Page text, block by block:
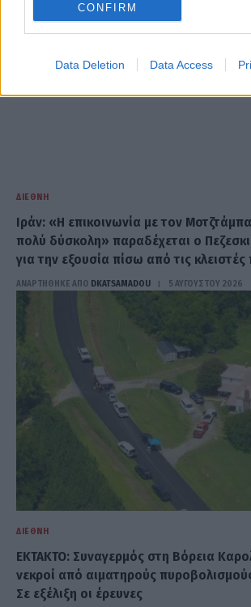
CONFIRM
Data Deletion Data Access
ΔΙΕΘΝΉ
Ιράν: «Η επικοινωνία με τον Μοτζτάμπα
πολύ δύσκολη» παραδέχεται ο
για την εξουσία πίσω από τις κλειστές
ΑΝΑΡΤΗΘΗΚΕ ΑΠΟ DKATSAMADOU 5 ΑΥΓΟΎΣΤΟΥ 2026
ΔΙΕΘΝΉ
EKTAKTO: Συναγερμός στη Βόρεια
νεκροί από αιματηρούς
Σε εξέλιξη οι έρευνες